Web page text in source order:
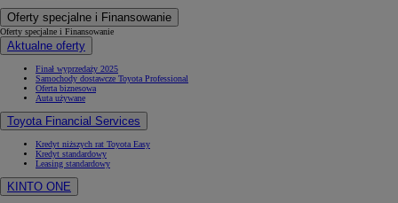
Oferty specjalne i Finansowanie
Oferty specjalne i Finansowanie
Aktualne oferty
Finał wyprzedaży 2025
Samochody dostawcze Toyota Professional
Oferta biznesowa
Auta używane
Toyota Financial Services
Kredyt niższych rat Toyota Easy
Kredyt standardowy
Leasing standardowy
KINTO ONE